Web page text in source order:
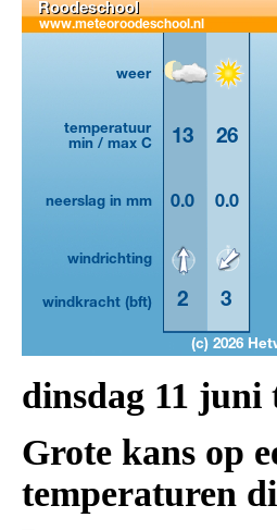
dinsdag 11 juni
Grote kans op
temperaturen